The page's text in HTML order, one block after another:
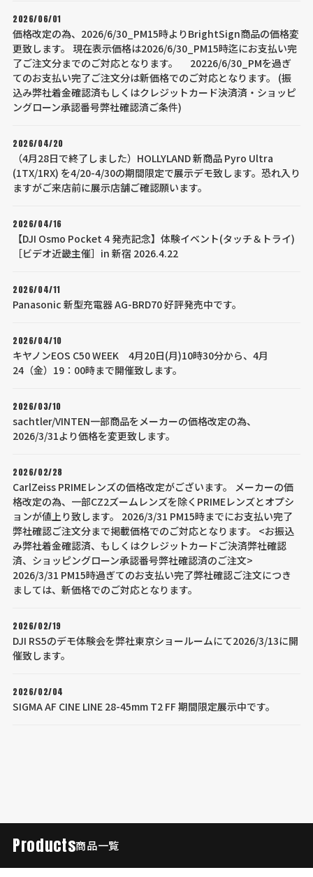
2026/06/01
価格改定の為、2026/6/30_PM15時よりBrightSign商品の価格変
更致します。 現在表示価格は2026/6/30_PM15時迄にお支払い完
了ご注文分までのご対応となります。 20226/6/30_PMを過ぎ
てのお支払い完了ご注文分は新価格でのご対応となります。 (振
込み弊社着金確認済もしくはクレジットカード決済済・ショッピ
ングローン承認番号弊社確認済ご条件)
2026/04/20
（4月28日で終了しました）HOLLYLAND 新商品 Pyro Ultra
(1TX/1RX) を4/20-4/30の期間限定で展示デモ致します。恐れ入り
ますがご来店前に展示店舗ご確認願います。
2026/04/16
【DJI Osmo Pocket 4 発売記念】体験イベント(タッチ＆トライ)
［ビデオ近畿主催］in 新宿 2026.4.22
2026/04/11
Panasonic 新型充電器 AG-BRD70 好評発売中です。
2026/04/10
キヤノンEOS C50 WEEK 4月20日(月)10時30分から、4月
24（金）19：00時まで開催致します。
2026/03/10
sachtler/VINTEN一部商品をメーカーの価格改定の為、
2026/3/31より価格を変更致します。
2026/02/28
CarlZeiss PRIMEレンズの価格改定がございます。 メーカーの価
格改定の為、一部CZ2ズームレンズを除くPRIMEレンズとオプシ
ョンが値上り致します。 2026/3/31 PM15時までにお支払い完了
弊社確認ご注文分まで掲載価格でのご対応となります。 <お振込
み弊社着金確認済、もしくはクレジットカードご決済弊社確認
済、ショッピングローン承認番号弊社確認済のご注文>
2026/3/31 PM15時過ぎてのお支払い完了弊社確認ご注文につき
ましては、新価格でのご対応となります。
2026/02/19
DJI RS5のデモ体験会を弊社東京ショールームにて2026/3/13に開
催致します。
2026/02/04
SIGMA AF CINE LINE 28-45mm T2 FF 期間限定展示中です。
Products商品一覧